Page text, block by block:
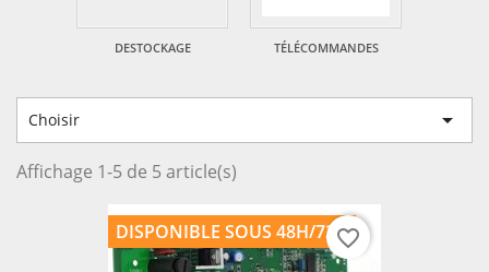
DESTOCKAGE TÉLÉCOMMANDES
Choisir 
Affichage 1-5 de 5 article(s)
DISPONIBLE SOUS 48H/72Hfavorite_border